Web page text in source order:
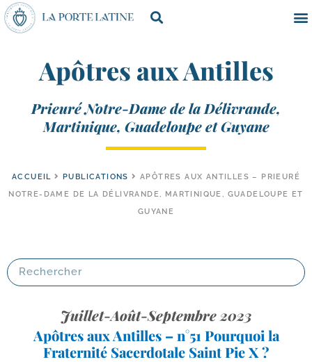
Apôtres aux Antilles
Prieuré Notre-Dame de la Délivrande,
Martinique, Guadeloupe et Guyane
ACCUEIL PUBLICATIONS
APÔTRES AUX ANTILLES – PRIEURÉ
NOTRE-DAME DE LA DÉLIVRANDE, MARTINIQUE, GUADELOUPE ET
GUYANE
Juillet-Août-Septembre 2023
Apôtres aux Antilles – n°51 Pourquoi la
Fraternité Sacerdotale Saint Pie X ?